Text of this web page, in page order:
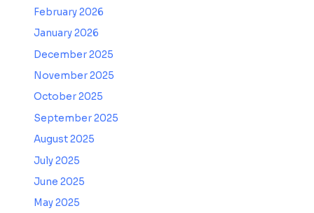
February 2026
January 2026
December 2025
November 2025
October 2025
September 2025
August 2025
July 2025
June 2025
May 2025